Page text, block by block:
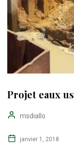
Projet eaux
msdiallo
janvier 1, 2018